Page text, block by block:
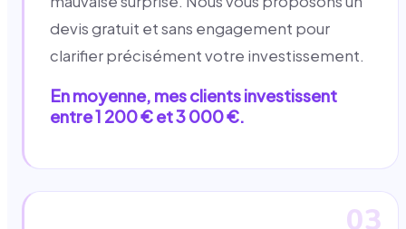
devis gratuit et sans engagement pour
clarifier précisément votre investissement.
En moyenne, mes clients investissent
entre 1 200 € et 3 000 €.
03